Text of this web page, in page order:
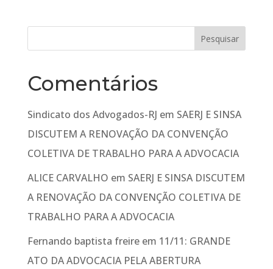
Comentários
Sindicato dos Advogados-RJ em SAERJ E SINSA
DISCUTEM A RENOVAÇÃO DA CONVENÇÃO
COLETIVA DE TRABALHO PARA A ADVOCACIA
ALICE CARVALHO em SAERJ E SINSA DISCUTEM
A RENOVAÇÃO DA CONVENÇÃO COLETIVA DE
TRABALHO PARA A ADVOCACIA
Fernando baptista freireem 11/11: GRANDE
ATO DA ADVOCACIA PELA ABERTURA